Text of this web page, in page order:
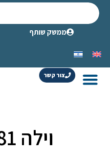
ממשק שותף
צור קשר
וילה 81 קורפו